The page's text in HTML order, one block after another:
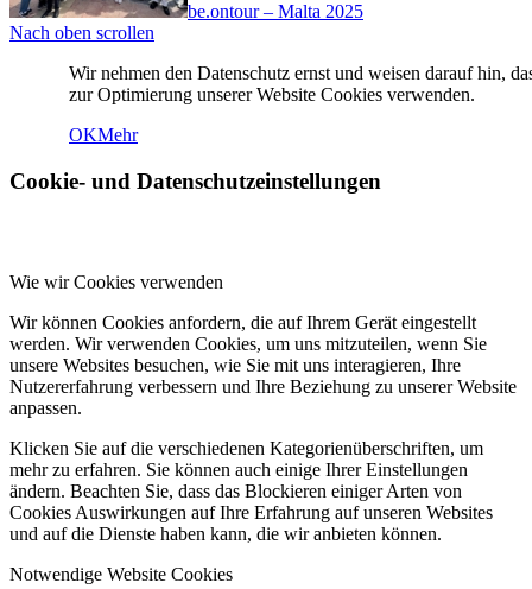
be.ontour – Malta 2025
Nach oben scrollen
Wir nehmen den Datenschutz ernst und weisen darauf hin,
zur Optimierung unserer Website Cookies verwenden.
OKMehr
Cookie- und Datenschutzeinstellungen
Wie wir Cookies verwenden
Wir können Cookies anfordern, die auf Ihrem Gerät eingestellt
werden. Wir verwenden Cookies, um uns mitzuteilen, wenn Sie
unsere Websites besuchen, wie Sie mit uns interagieren, Ihre
Nutzererfahrung verbessern und Ihre Beziehung zu unserer Website
anpassen.
Klicken Sie auf die verschiedenen Kategorienüberschriften, um
mehr zu erfahren. Sie können auch einige Ihrer Einstellungen
ändern. Beachten Sie, dass das Blockieren einiger Arten von
Cookies Auswirkungen auf Ihre Erfahrung auf unseren Websites
und auf die Dienste haben kann, die wir anbieten können.
Notwendige Website Cookies